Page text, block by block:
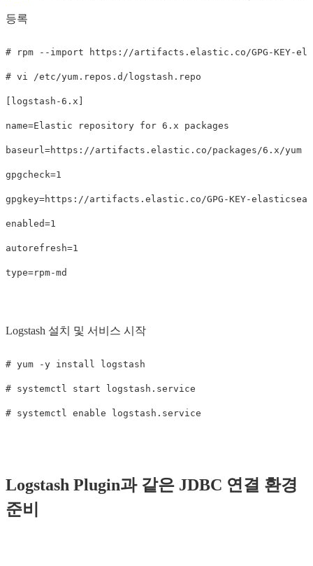
등록
# rpm --import https://artifacts.elastic.co/GPG-KEY-
# vi /etc/yum.repos.d/logstash.repo
[logstash-6.x]
name=Elastic repository for 6.x packages
baseurl=https://artifacts.elastic.co/packages/6.x/yum
gpgcheck=1
gpgkey=https://artifacts.elastic.co/GPG-KEY-
enabled=1
autorefresh=1
Logstash 설치 및 서비스 시작
# yum -y install logstash
# systemctl start logstash.service
Logstash Plugin과 같은 JDBC 연결 환경
준비